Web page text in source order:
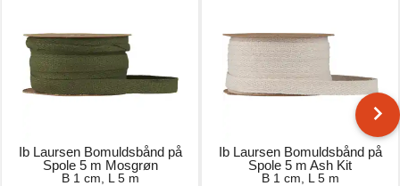
Ib Laursen Bomuldsbånd på
Spole 5 m Mosgrøn
B 1 cm, L 5 m
Ib Laursen Bomuldsbånd på
Spole 5 m Ash Kit
B 1 cm, L 5 m